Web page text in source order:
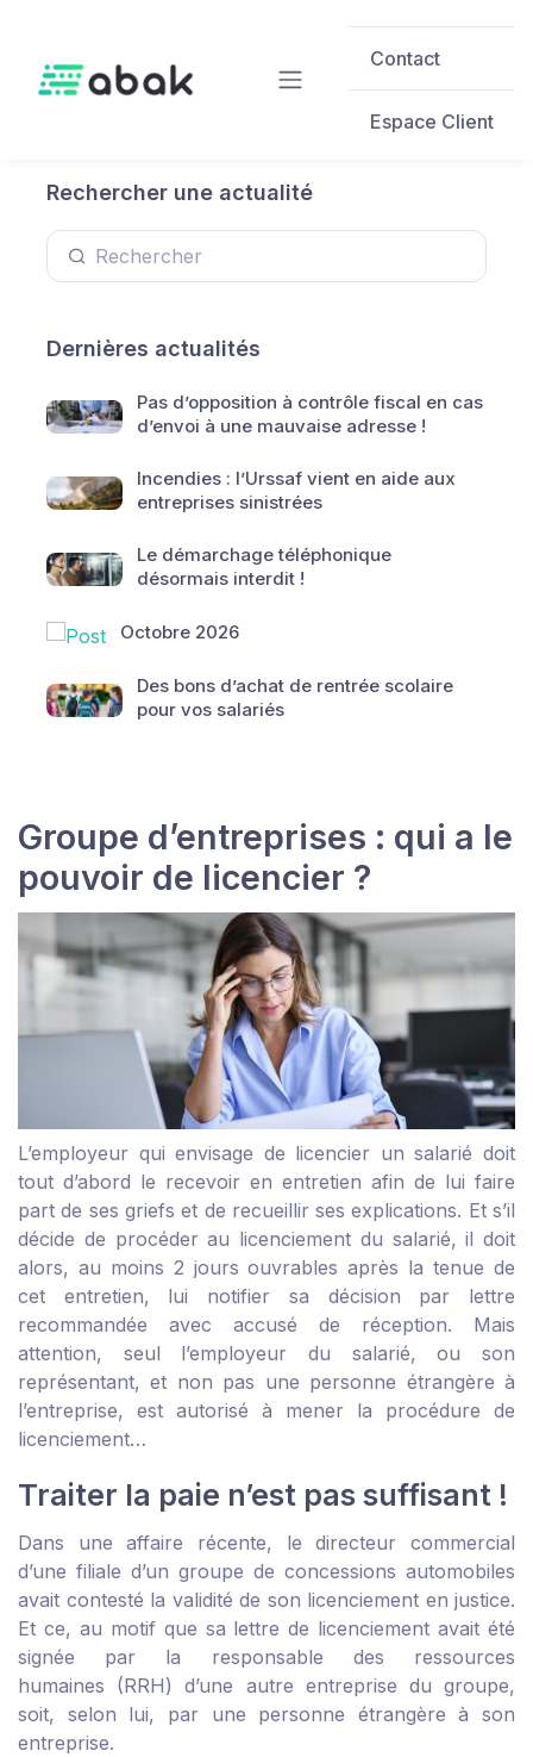
Contact
Espace Client
Rechercher une actualité
Dernières actualités
Pas d’opposition à contrôle fiscal en cas
d’envoi à une mauvaise adresse !
Incendies : l’Urssaf vient en aide aux
entreprises sinistrées
Le démarchage téléphonique
désormais interdit !
Octobre 2026
Des bons d’achat de rentrée scolaire
pour vos salariés
Groupe d’entreprises : qui a le
pouvoir de licencier ?
L’employeur qui envisage de licencier un salarié doit
tout d’abord le recevoir en entretien afin de lui faire
part de ses griefs et de recueillir ses explications. Et s’il
décide de procéder au licenciement du salarié, il doit
alors, au moins 2 jours ouvrables après la tenue de
cet entretien, lui notifier sa décision par lettre
recommandée avec accusé de réception. Mais
attention, seul l’employeur du salarié, ou son
représentant, et non pas une personne étrangère à
l’entreprise, est autorisé à mener la procédure de
licenciement…
Traiter la paie n’est pas suffisant !
Dans une affaire récente, le directeur commercial
d’une filiale d’un groupe de concessions automobiles
avait contesté la validité de son licenciement en justice.
Et ce, au motif que sa lettre de licenciement avait été
signée par la responsable des ressources
humaines (RRH) d’une autre entreprise du groupe,
soit, selon lui, par une personne étrangère à son
entreprise.